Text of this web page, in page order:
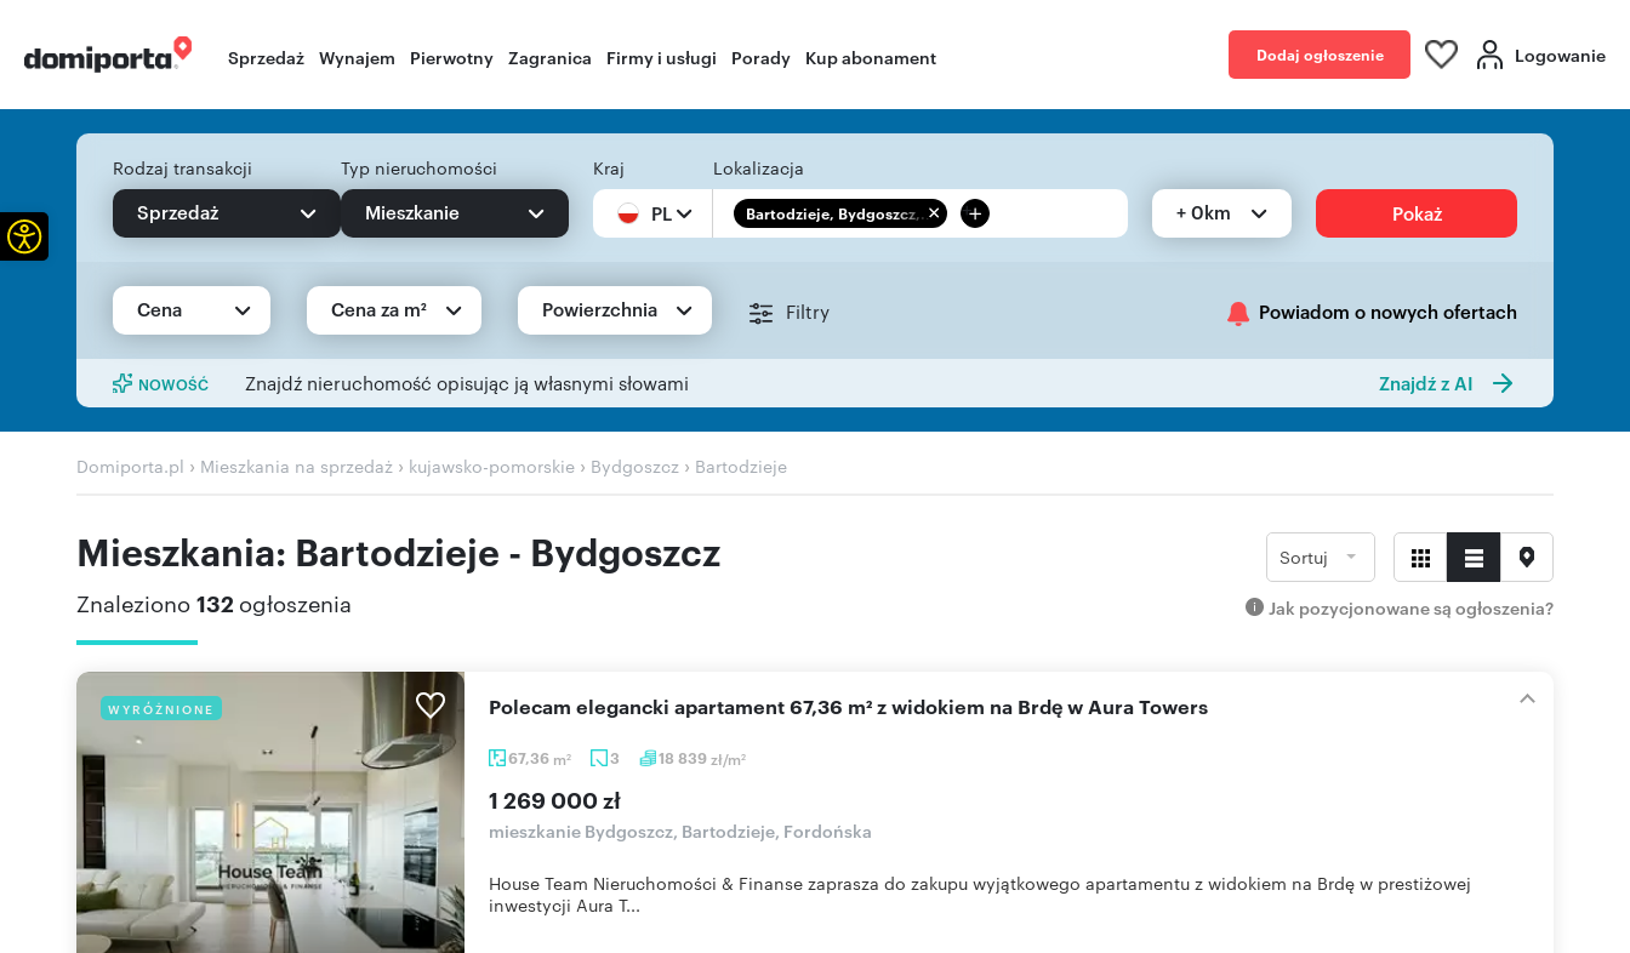
Sprzedaż Wynajem Pierwotny Zagranica Firmy i usługi Porady Kup abonament Dodaj ogłoszenie Logowanie
Rodzaj transakcji
Sprzedaż
Typ nieruchomości
Mieszkanie
Kraj
PL
Lokalizacja
Bartodzieje, Bydgoszcz,... + + 0km Pokaż
Cena Cena za m² Powierzchnia Filtry Powiadom o nowych ofertach
NOWOŚĆ Znajdź nieruchomość opisując ją własnymi słowami Znajdź z AI
Domiporta.pl › Mieszkania na sprzedaż › kujawsko-pomorskie › Bydgoszcz › Bartodzieje
Mieszkania: Bartodzieje - Bydgoszcz
Znaleziono 132 ogłoszenia
Sortuj
Jak pozycjonowane są ogłoszenia?
WYRÓŻNIONE
67,36 m2 3 18 839zł/m2
Polecam elegancki apartament 67,36 m² z widokiem na Brdę w Aura Towers
1 269 000 zł
mieszkanie Bydgoszcz, Bartodzieje, Fordońska
House Team Nieruchomości & Finanse zaprasza do zakupu wyjątkowego apartamentu z widokiem na Brdę w prestiżowej
inwestycji Aura T...
Otwórz pasek narzędzi